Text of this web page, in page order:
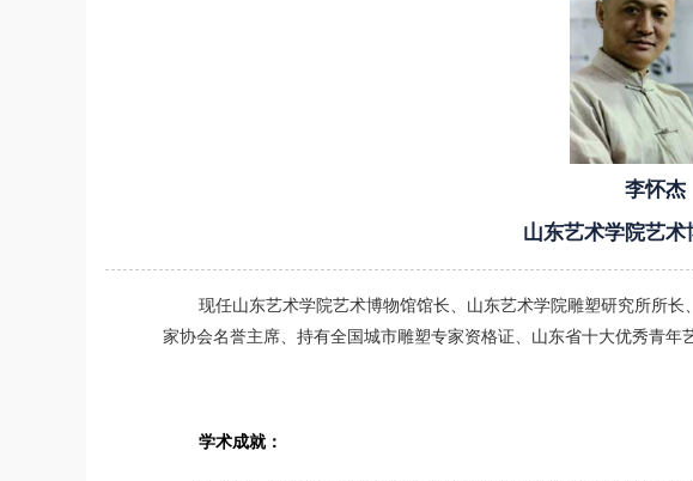
李怀杰
山东艺术学院艺术
现任山东艺术学院艺术博物馆馆长、山东艺术学院雕塑研究所所
家协会名誉主席、持有全国城市雕塑专家资格证、山东省十大优秀青年
学术成就：